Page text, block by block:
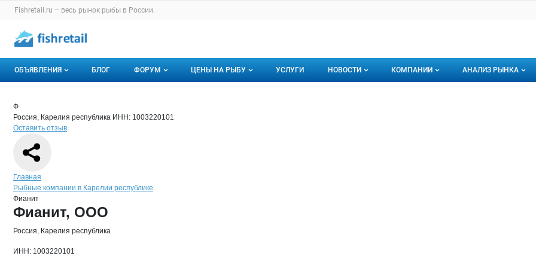
Раздел навигации по сайту fishretail.ru
Fishretail.ru – весь рынок рыбы в России.
Авторизация и меню пользователя
Навигация по разделам сайта fishretail.ru
ОБЪЯВЛЕНИЯ
Горячее предложение
Мои объявления
БЛОГ ФОРУМ
Избранные
ЦЕНЫ НА РЫБУ УСЛУГИ НОВОСТИ КОМПАНИИ АНАЛИЗ РЫНКА
Страница компании
Страница компании
Краткая информация о компании
Ф
Россия, Карелия республика ИНН: 1003220101
Оставить отзыв
Навигация по сайту
Главная
Рыбные компании в Карелии республике
Фианит
Основная информация о компании
Фианит, ООО
Россия, Карелия республика
ИНН: 1003220101